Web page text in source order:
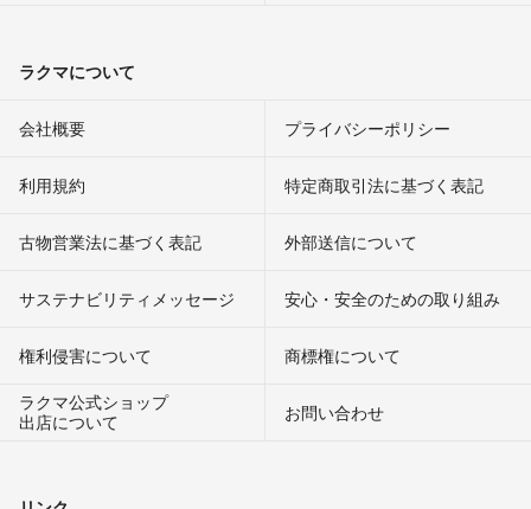
ラクマについて
会社概要 プライバシーポリシー
利用規約 特定商取引法に基づく表記
古物営業法に基づく表記 外部送信について
サステナビリティメッセージ 安心・安全のための取り組み
権利侵害について
商標権について
ラクマ公式ショップ
出店について
お問い合わせ